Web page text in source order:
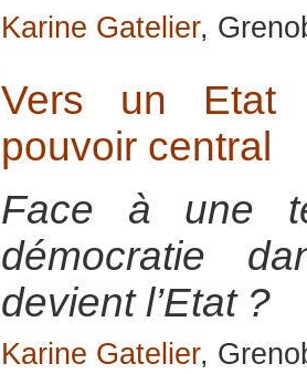
Karine Gatelier,
Vers un Etat :
pouvoir central
Face à une
démocratie
devient l’Etat ?
Karine Gatelier,